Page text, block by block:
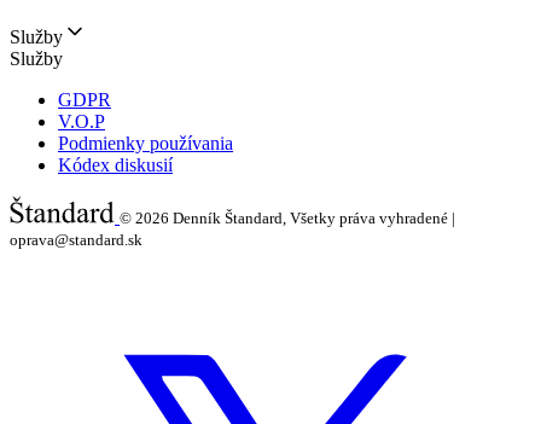
Služby
Služby
GDPR
V.O.P
Podmienky používania
Kódex diskusií
© 2026 Denník Štandard, Všetky práva vyhradené |
oprava@standard.sk